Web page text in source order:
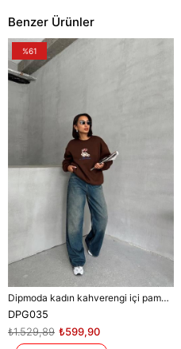
Benzer Ürünler
Dipmoda kadın kahverengi içi pamuklu nakış detaylı sweat DPG035
DPG035
₺599,90
₺1.529,89
%61